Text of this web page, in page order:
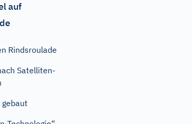
auf
Rindsroulade
Satelliten-
gebaut